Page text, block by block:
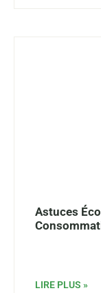
Astuces
LIRE PLUS »